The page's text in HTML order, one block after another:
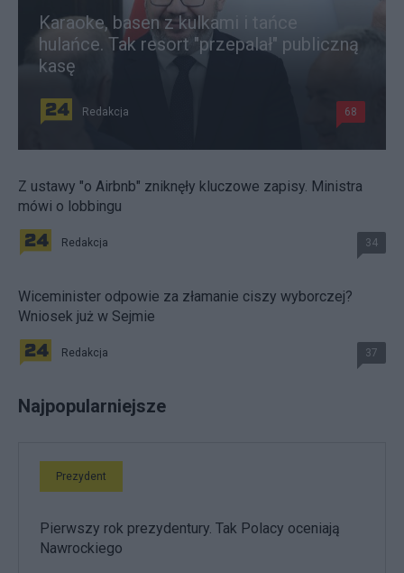
Karaoke, basen z kulkami i tańce
hulańce. Tak resort "przepalał" publiczną
kasę
Redakcja 68
Z ustawy "o Airbnb" zniknęły kluczowe zapisy. Ministra
mówi o lobbingu
Redakcja 34
Wiceminister odpowie za złamanie ciszy wyborczej?
Wniosek już w Sejmie
Redakcja 37
Najpopularniejsze
Prezydent
Pierwszy rok prezydentury. Tak Polacy oceniają
Nawrockiego